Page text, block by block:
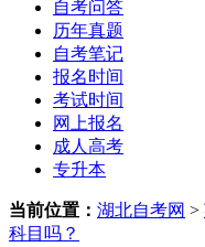
自考问答
历年真题
自考笔记
报名时间
考试时间
网上报名
成人高考
专升本
当前位置： 湖北自考网 >
科目吗？